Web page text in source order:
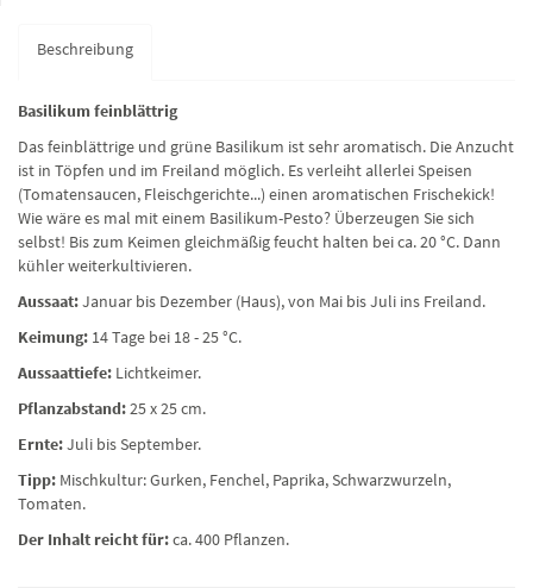
Beschreibung
Basilikum feinblättrig
Das feinblättrige und grüne Basilikum ist sehr aromatisch. Die Anzucht
ist in Töpfen und im Freiland möglich. Es verleiht allerlei Speisen
(Tomatensaucen, Fleischgerichte...) einen aromatischen Frischekick!
Wie wäre es mal mit einem Basilikum-Pesto? Überzeugen Sie sich
selbst! Bis zum Keimen gleichmäßig feucht halten bei ca. 20 °C. Dann
kühler weiterkultivieren.
Aussaat:Januar bis Dezember (Haus), von Mai bis Juli ins Freiland.
Keimung: 14 Tage bei 18 - 25 °C.
Aussaattiefe: Lichtkeimer.
Pflanzabstand:25 x 25 cm.
Ernte:Juli bis September.
Tipp: Mischkultur: Gurken, Fenchel, Paprika, Schwarzwurzeln,
Tomaten.
Der Inhalt reicht für:ca. 400 Pflanzen.